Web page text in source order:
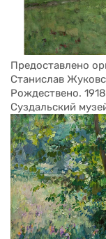
Предоставлено
Станислав
Рождествено.
Суздальский